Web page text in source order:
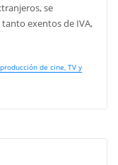
se
exentos de IVA,
de cine, TV y